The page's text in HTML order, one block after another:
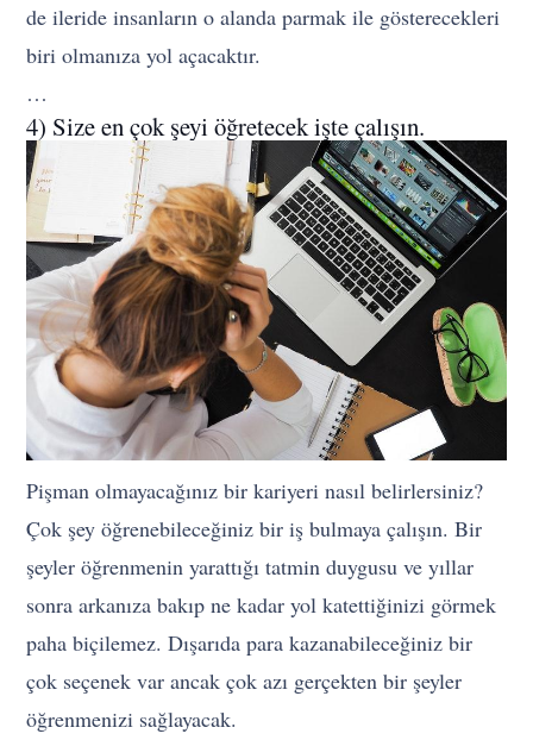
de ileride insanların o alanda parmak ile gösterecekleri
biri olmanıza yol açacaktır.
…
4) Size en çok şeyi öğretecek işte çalışın.
Pişman olmayacağınız bir kariyeri nasıl belirlersiniz?
Çok şey öğrenebileceğiniz bir iş bulmaya çalışın. Bir
şeyler öğrenmenin yarattığı tatmin duygusu ve yıllar
sonra arkanıza bakıp ne kadar yol katettiğinizi görmek
paha biçilemez. Dışarıda para kazanabileceğiniz bir
çok seçenek var ancak çok azı gerçekten bir şeyler
öğrenmenizi sağlayacak.